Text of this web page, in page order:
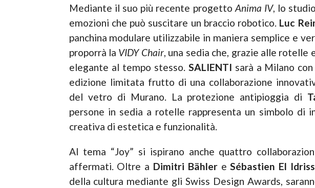
Mediante il suo più recente progetto Anima IV, lo studio
emozioni che può suscitare un braccio robotico. Luc
panchina modulare utilizzabile in maniera semplice e
proporrà la VIDY Chair, una sedia che, grazie alle rotelle
elegante al tempo stesso. SALIENTI sarà a Milano
edizione limitata frutto di una collaborazione
del vetro di Murano. La protezione antipioggia di
persone in sedia a rotelle rappresenta un simbolo di
creativa di estetica e funzionalità.
Al tema “Joy” si ispirano anche quattro
affermati. Oltre a Dimitri BählereSébastien El
della cultura mediante gli Swiss Design Awards,